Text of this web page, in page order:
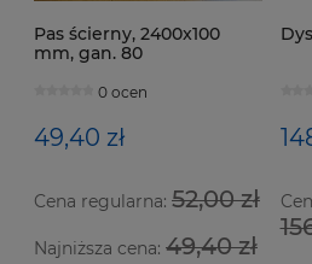
Pas ścierny, 2400x100
mm, gan. 80
0 ocen
49,40 zł
Cena regularna: 52,00 zł
Najniższa cena: 49,40 zł